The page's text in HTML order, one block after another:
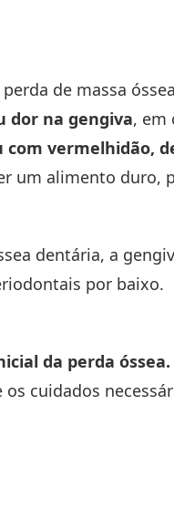
de massa
dor na gengiva, em
vermelhidão,
um alimento duro,
dentária, a
por baixo.
da perda óssea.
cuidados